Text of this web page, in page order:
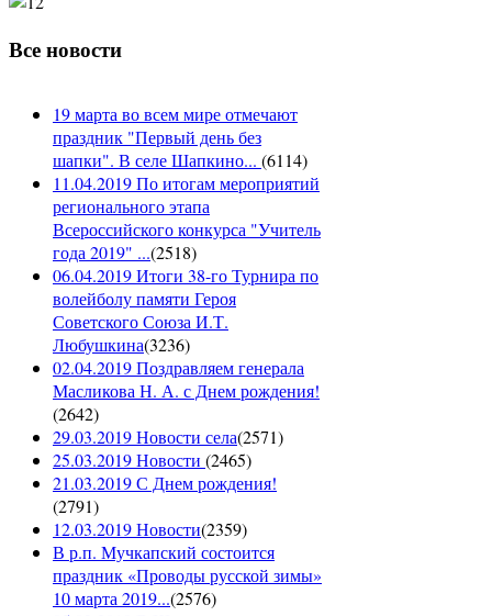
Все новости
19 марта во всем мире отмечают
праздник "Первый день без
шапки". В селе Шапкино... (6114)
11.04.2019 По итогам мероприятий
регионального этапа
Всероссийского конкурса "Учитель
года 2019" ...(2518)
06.04.2019 Итоги 38-го Турнира по
волейболу памяти Героя
Советского Союза И.Т.
Любушкина(3236)
02.04.2019 Поздравляем генерала
Масликова Н. А. с Днем рождения!
(2642)
29.03.2019 Новости села(2571)
25.03.2019 Новости (2465)
21.03.2019 С Днем рождения!
(2791)
12.03.2019 Новости(2359)
В р.п. Мучкапский состоится
праздник «Проводы русской зимы»
10 марта 2019...(2576)